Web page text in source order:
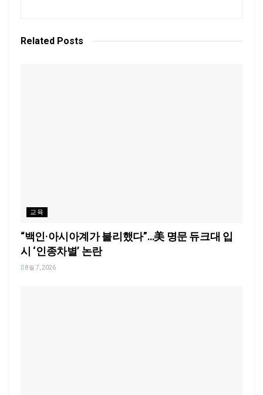
Related Posts
교육
“백인·아시아계가 불리했다”…美 명문 듀크대 입
시 ‘인종차별’ 논란
8월 7, 2026